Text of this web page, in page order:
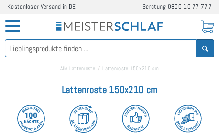
Kostenloser Versand in DE Beratung 0800 10 77 777
Alle Lattenroste Lattenroste 150x210 cm
Lattenroste 150x210 cm